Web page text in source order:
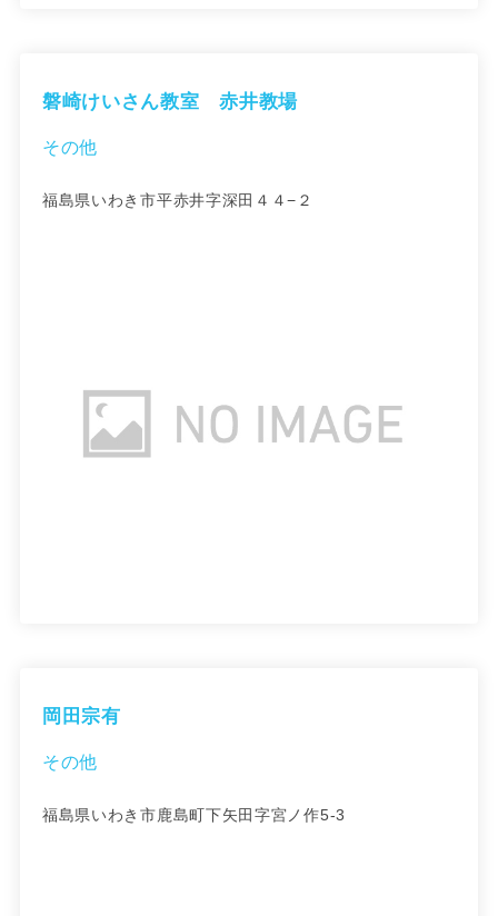
磐崎けいさん教室 赤井教場
その他
福島県いわき市平赤井字深田４４−２
岡田宗有
その他
福島県いわき市鹿島町下矢田字宮ノ作5-3